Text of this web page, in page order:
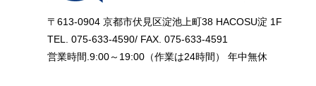
〒613-0904 京都市伏見区淀池上町38 HACOSU淀 1F
TEL. 075-633-4590/ FAX. 075-633-4591
営業時間.9:00～19:00（作業は24時間） 年中無休